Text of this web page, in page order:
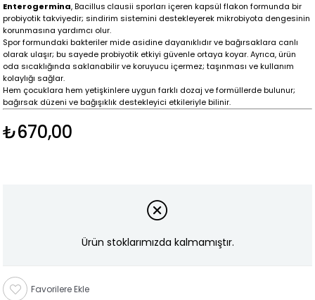
Enterogermina, Bacillus clausii sporları içeren kapsül flakon formunda bir
probiyotik takviyedir; sindirim sistemini destekleyerek mikrobiyota dengesinin
korunmasına yardımcı olur.
Spor formundaki bakteriler mide asidine dayanıklıdır ve bağırsaklara canlı
olarak ulaşır; bu sayede probiyotik etkiyi güvenle ortaya koyar. Ayrıca, ürün
oda sıcaklığında saklanabilir ve koruyucu içermez; taşınması ve kullanım
kolaylığı sağlar.
Hem çocuklara hem yetişkinlere uygun farklı dozaj ve formüllerde bulunur;
bağırsak düzeni ve bağışıklık destekleyici etkileriyle bilinir.
₺670,00
Ürün stoklarımızda kalmamıştır.
Favorilere Ekle